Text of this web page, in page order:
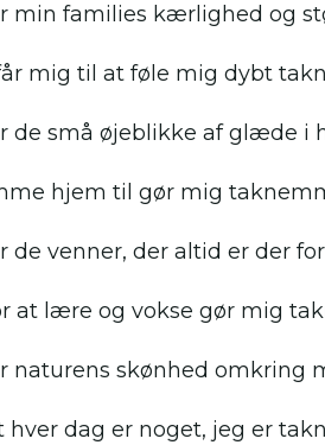
min families kærlighed og
mig til at føle mig dybt
de små øjeblikke af glæde i
hjem til gør mig
de venner, der altid er der
at lære og vokse gør mig
naturens skønhed omkring
dag er noget, jeg er